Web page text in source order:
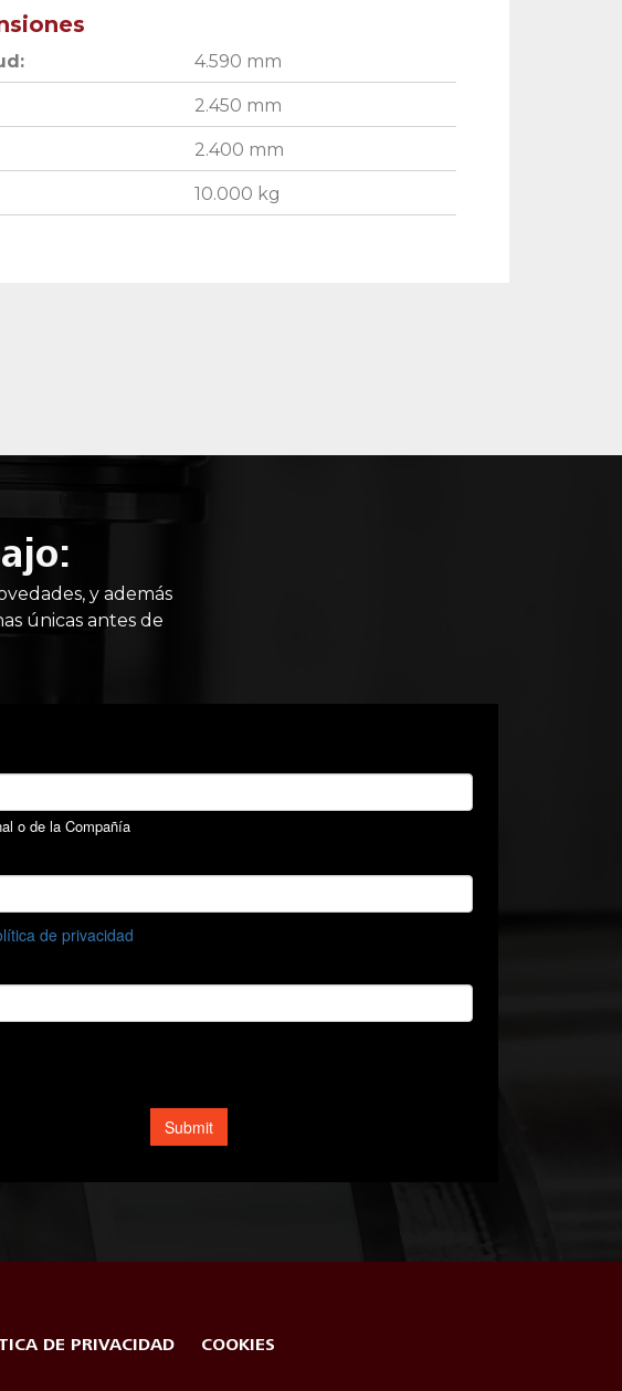
4.590 mm
2.450 mm
2.400 mm
10.000 kg
y además
únicas antes de
DE PRIVACIDAD COOKIES